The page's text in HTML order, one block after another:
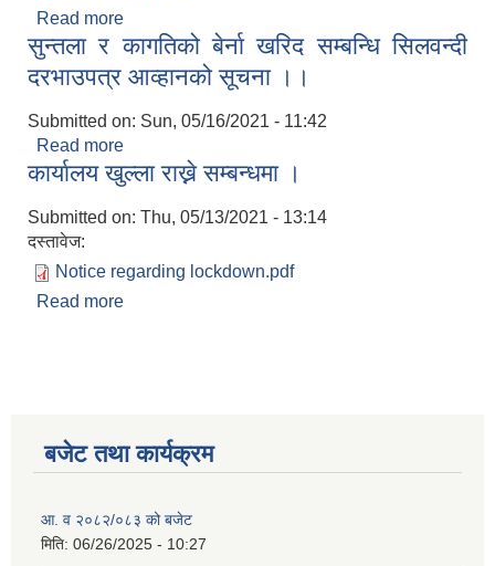
Read more
सुन्तला र कागतिको बेर्ना खरिद सम्बन्धि सिलवन्दी
दरभाउपत्र आव्हानको सूचना ।।
Submitted on: Sun, 05/16/2021 - 11:42
Read more
दरभाउपत्र आव्हानको सूचना ।।
कार्यालय खुल्ला राख्ने सम्बन्धमा ।
Submitted on: Thu, 05/13/2021 - 13:14
दस्तावेज:
Notice regarding lockdown.pdf
Read more
बजेट तथा कार्यक्रम
आ. व २०८२/०८३ को बजेट
मिति: 06/26/2025 - 10:27